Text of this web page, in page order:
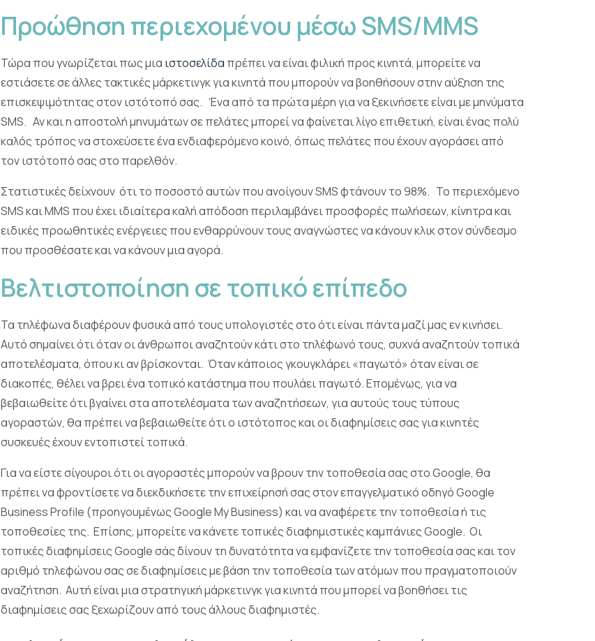
Προώθηση περιεχομένου μέσω SMS/MMS
Τώρα που γνωρίζεται πως μια ιστοσελίδα πρέπει να είναι φιλική προς κινητά, μπορείτε να
εστιάσετε σε άλλες τακτικές μάρκετινγκ για κινητά που μπορούν να βοηθήσουν στην αύξηση της
επισκεψιμότητας στον ιστότοπό σας. Ένα από τα πρώτα μέρη για να ξεκινήσετε είναι με μηνύματα
SMS. Αν και η αποστολή μηνυμάτων σε πελάτες μπορεί να φαίνεται λίγο επιθετική, είναι ένας πολύ
καλός τρόπος να στοχεύσετε ένα ενδιαφερόμενο κοινό, όπως πελάτες που έχουν αγοράσει από
τον ιστότοπό σας στο παρελθόν.
Στατιστικές δείχνουν ότι το ποσοστό αυτών που ανοίγουν SMS φτάνουν το 98%. Το περιεχόμενο
SMS και MMS που έχει ιδιαίτερα καλή απόδοση περιλαμβάνει προσφορές πωλήσεων, κίνητρα και
ειδικές προωθητικές ενέργειες που ενθαρρύνουν τους αναγνώστες να κάνουν κλικ στον σύνδεσμο
που προσθέσατε και να κάνουν μια αγορά.
Βελτιστοποίηση σε τοπικό επίπεδο
Τα τηλέφωνα διαφέρουν φυσικά από τους υπολογιστές στο ότι είναι πάντα μαζί μας εν κινήσει.
Αυτό σημαίνει ότι όταν οι άνθρωποι αναζητούν κάτι στο τηλέφωνό τους, συχνά αναζητούν τοπικά
αποτελέσματα, όπου κι αν βρίσκονται. Όταν κάποιος γκουγκλάρει «παγωτό» όταν είναι σε
διακοπές, θέλει να βρει ένα τοπικό κατάστημα που πουλάει παγωτό. Επομένως, για να
βεβαιωθείτε ότι βγαίνει στα αποτελέσματα των αναζητήσεων, για αυτούς τους τύπους
αγοραστών, θα πρέπει να βεβαιωθείτε ότι ο ιστότοπος και οι διαφημίσεις σας για κινητές
συσκευές έχουν εντοπιστεί τοπικά.
Για να είστε σίγουροι ότι οι αγοραστές μπορούν να βρουν την τοποθεσία σας στο Google, θα
πρέπει να φροντίσετε να διεκδικήσετε την επιχείρησή σας στον επαγγελματικό οδηγό Google
Business Profile (προηγουμένως Google My Business) και να αναφέρετε την τοποθεσία ή τις
τοποθεσίες της. Επίσης, μπορείτε να κάνετε τοπικές διαφημιστικές καμπάνιες Google. Οι
τοπικές διαφημίσεις Google σάς δίνουν τη δυνατότητα να εμφανίζετε την τοποθεσία σας και τον
αριθμό τηλεφώνου σας σε διαφημίσεις με βάση την τοποθεσία των ατόμων που πραγματοποιούν
αναζήτηση. Αυτή είναι μια στρατηγική μάρκετινγκ για κινητά που μπορεί να βοηθήσει τις
διαφημίσεις σας ξεχωρίζουν από τους άλλους διαφημιστές.